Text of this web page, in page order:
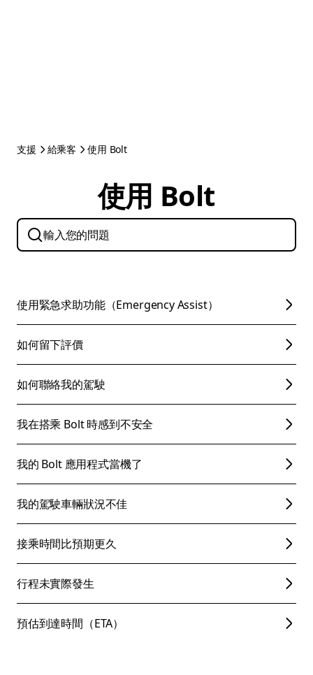
支援 給乘客 使用 Bolt
使用 Bolt
使用緊急求助功能（Emergency Assist）
如何留下評價
如何聯絡我的駕駛
我在搭乘 Bolt 時感到不安全
我的 Bolt 應用程式當機了
我的駕駛車輛狀況不佳
接乘時間比預期更久
行程未實際發生
預估到達時間（ETA）